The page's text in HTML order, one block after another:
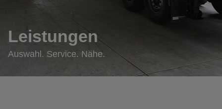
Leistungen
Auswahl. Service. Nähe.